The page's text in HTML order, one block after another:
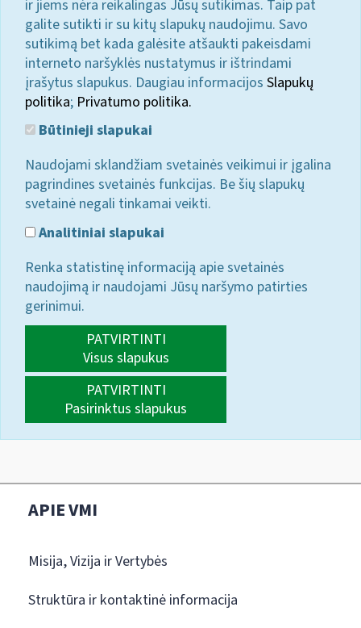
ir jiems nėra reikalingas Jūsų sutikimas. Taip pat
galite sutikti ir su kitų slapukų naudojimu. Savo
sutikimą bet kada galėsite atšaukti pakeisdami
interneto naršyklės nustatymus ir ištrindami
įrašytus slapukus. Daugiau informacijos Slapukų
politika; Privatumo politika.
Būtinieji slapukai
Naudojami sklandžiam svetainės veikimui ir įgalina
pagrindines svetainės funkcijas. Be šių slapukų
svetainė negali tinkamai veikti.
Analitiniai slapukai
Renka statistinę informaciją apie svetainės
naudojimą ir naudojami Jūsų naršymo patirties
gerinimui.
PATVIRTINTI
Visus slapukus
PATVIRTINTI
Pasirinktus slapukus
APIE VMI
Misija, Vizija ir Vertybės
Struktūra ir kontaktinė informacija